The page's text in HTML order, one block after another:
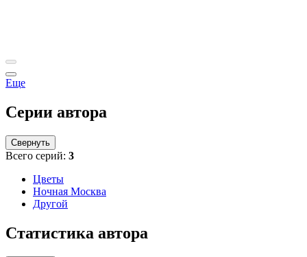
Еще
Серии автора
Свернуть
Всего серий: 3
Цветы
Ночная Москва
Другой
Статистика автора